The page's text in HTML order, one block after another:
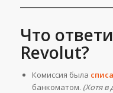
Что
Revolut?
Комиссия была
банкоматом. (Хотя